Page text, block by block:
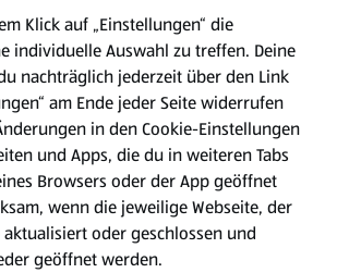
Tab)
Klick auf „Einstellungen“ die
individuelle Auswahl zu treffen. Deine
nachträglich jederzeit über den Link
am Ende jeder Seite widerrufen
in den Cookie-Einstellungen
und Apps, die du in weiteren Tabs
Browsers oder der App geöffnet
wenn die jeweilige Webseite, der
aktualisiert oder geschlossen und
geöffnet werden.